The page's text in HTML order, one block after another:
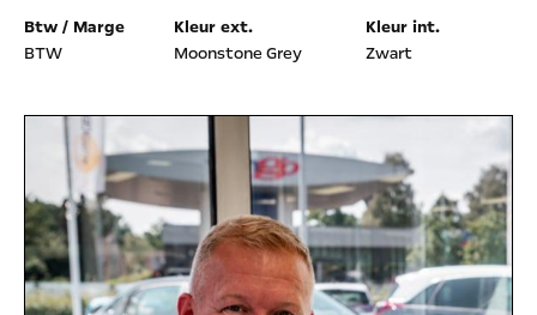
Btw / Marge
BTW
Kleur ext.
Moonstone Grey
Kleur int.
Zwart